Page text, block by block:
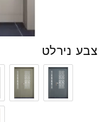
צבע נירלט